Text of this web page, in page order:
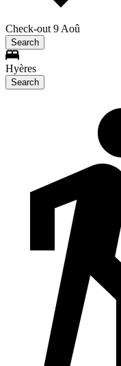
Check-out 9 Aoû
Search
Hyères
Search